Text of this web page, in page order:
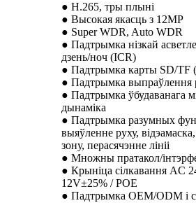
● H.265, тры плыні
● Высокая якасць з 12MP
● Super WDR, Auto WDR
● Падтрымка нізкай
дзень/ноч (ICR)
● Падтрымка карты SD/TF
● Падтрымка выпраўлення
● Падтрымка ўбудаванага
дынаміка
● Падтрымка разумных
выяўленне руху,
зону, перасячэнне лініі
● Множны пратакол/
● Крыніца сілкавання AC
12V±25% / POE
● Падтрымка OEM/ODM і